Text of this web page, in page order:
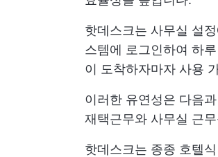
핫데스크는 사무실 설
스템에 로그인하여 하
이 도착하자마자 사용
이러한 유연성은 다음
재택근무와 사무실 근
핫데스크는 종종 호텔